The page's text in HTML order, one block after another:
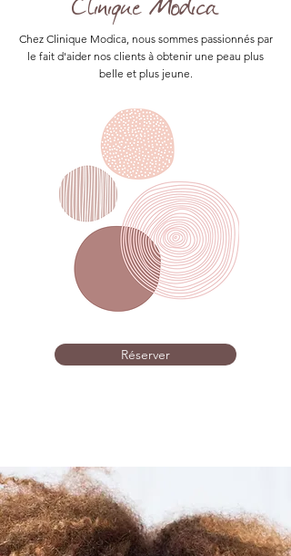
Clinique Modica
Chez Clinique Modica, nous sommes passionnés par
le fait d'aider nos clients à obtenir une peau plus
belle et plus jeune.
Réserver